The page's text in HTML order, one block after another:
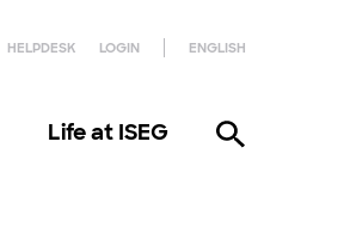
HELPDESK LOGIN ENGLISH
Life at ISEG